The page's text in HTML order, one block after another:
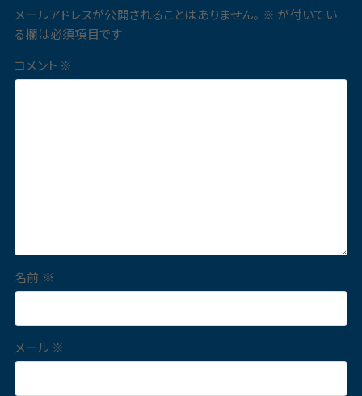
メールアドレスが公開されることはありません。 ※ が付いてい
る欄は必須項目です
コメント ※
名前 ※
メール ※